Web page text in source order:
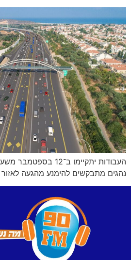
נהגים מתבקשים להימנע מהגעה לאזור